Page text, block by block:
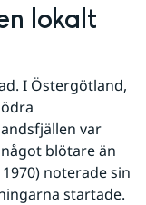
lokalt
I Östergötland,
var
blötare än
noterade sin
startade.